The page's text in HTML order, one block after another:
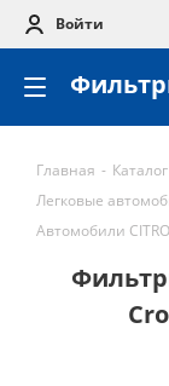
Войти
Главная - Каталог
Легковые
Автомобили